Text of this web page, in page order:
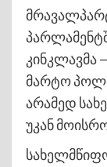
კინკლავმა
მარტო
არამედ
უკან